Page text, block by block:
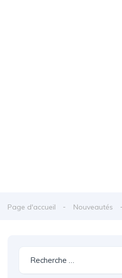
Page d'accueil Nouveautés